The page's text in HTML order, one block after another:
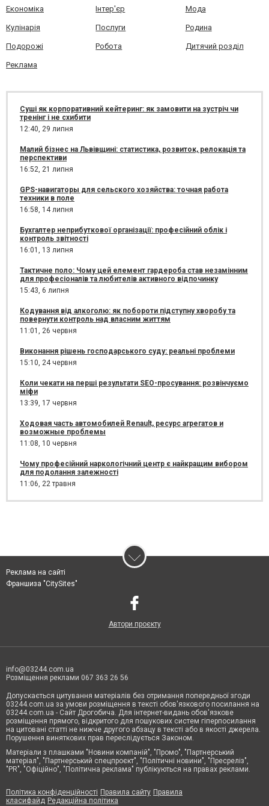
Економіка Інтер'єр Мода
Кулінарія Послуги Родина
Подорожі Робота Дитячий розділ
Реклама
Суші як корпоративний кейтеринг: як замовити на зустріч чи
тренінг і не схибити
12:40, 29 липня
Малий бізнес на Львівщині: статистика, розвиток, релокація та
перспективи
16:52, 21 липня
GPS-навигаторы для сельского хозяйства: точная работа
техники в поле
16:58, 14 липня
Бухгалтер неприбуткової організації: професійний облік і
контроль звітності
16:01, 13 липня
Тактичне поло: Чому цей елемент гардероба став незамінним
для професіоналів та любителів активного відпочинку
15:43, 6 липня
Кодування від алкоголю: як побороти підступну хворобу та
повернути контроль над власним життям
11:01, 26 червня
Виконання рішень господарського суду: реальні проблеми
15:10, 24 червня
Коли чекати на перші результати SEO-просування: розвінчуємо
міфи
13:39, 17 червня
Ходовая часть автомобилей Renault, ресурс агрегатов и
возможные проблемы
11:08, 10 червня
Чому професійний наркологічний центр є найкращим вибором
для подолання залежності
11:06, 22 травня
Реклама на сайті
Франшиза "CitySites"
Автори проєкту
info@03244.com.ua
Розміщення реклами 067 363 26 56
Допускається цитування матеріалів без отримання попередньої згоди
03244.com.ua за умови розміщення в тексті обов'язкового посилання на
03244.com.ua - Сайт Дрогобича. Для інтернет-видань обов'язкове
розміщення прямого, відкритого для пошукових систем гіперпосилання
на цитовані статті не нижче другого абзацу в тексті або в якості джерела.
Порушення виняткових прав переслідується Законом.
Матеріали з плашками "Новини компаній", "Промо", "Партнерський
матеріал", "Партнерський спецпроєкт", "Політичні новини", "Пресреліз",
"PR", "Офіційно", "Політична реклама" публікуються на правах реклами.
Політика конфіденційності Правила сайту Правила
класифайд Редакційна політика